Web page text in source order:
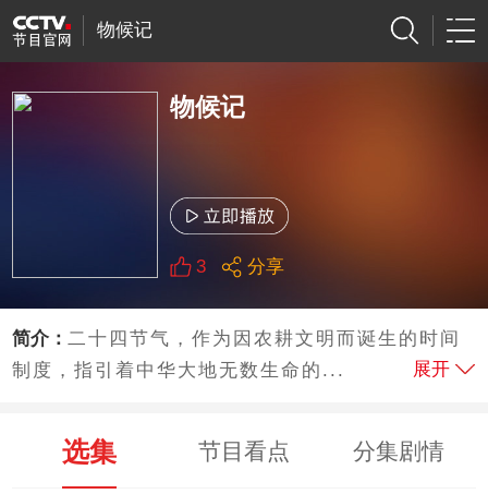
物候记
物候记
3 分享
简介：二十四节气，作为因农耕文明而诞生的时间
制度，指引着中华大地无数生命的...
展开
选集 节目看点 分集剧情